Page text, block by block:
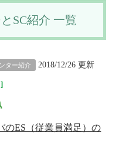
SC紹介 一覧
ター紹介 2018/12/26 更新
のES（従業員満足）の